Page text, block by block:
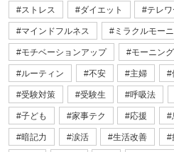
ストレス ダイエット テレワ
マインドフルネス ミラクルモー
モチベーションアップ モーニン
ルーティン 不安 主婦
受験対策 受験生 呼吸法
子ども 家事テク 応援
暗記力 涙活 生活改善